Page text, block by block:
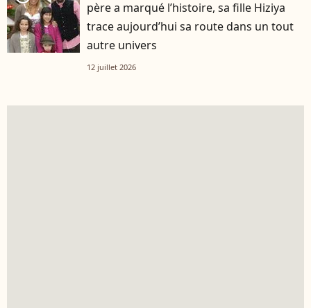
père a marqué l’histoire, sa fille Hiziya
trace aujourd’hui sa route dans un tout
autre univers
12 juillet 2026